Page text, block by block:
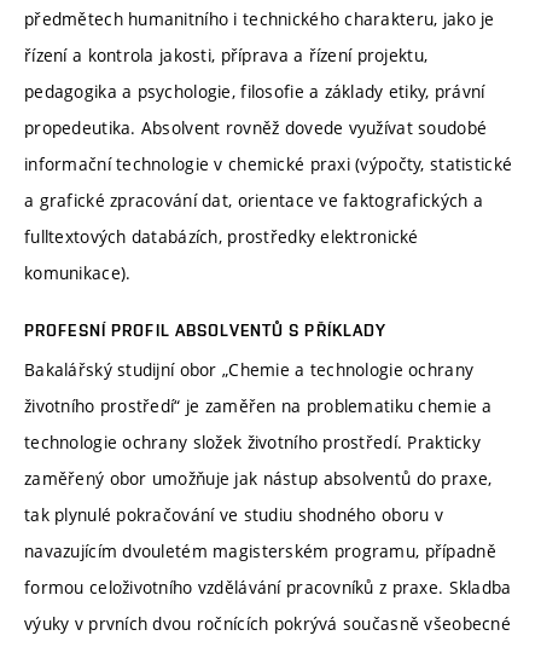
předmětech humanitního i technického charakteru, jako je
řízení a kontrola jakosti, příprava a řízení projektu,
pedagogika a psychologie, filosofie a základy etiky, právní
propedeutika. Absolvent rovněž dovede využívat soudobé
informační technologie v chemické praxi (výpočty, statistické
a grafické zpracování dat, orientace ve faktografických a
fulltextových databázích, prostředky elektronické
komunikace).
PROFESNÍ PROFIL ABSOLVENTŮ S PŘÍKLADY
Bakalářský studijní obor „Chemie a technologie ochrany
životního prostředí“ je zaměřen na problematiku chemie a
technologie ochrany složek životního prostředí. Prakticky
zaměřený obor umožňuje jak nástup absolventů do praxe,
tak plynulé pokračování ve studiu shodného oboru v
navazujícím dvouletém magisterském programu, případně
formou celoživotního vzdělávání pracovníků z praxe. Skladba
výuky v prvních dvou ročnících pokrývá současně všeobecné